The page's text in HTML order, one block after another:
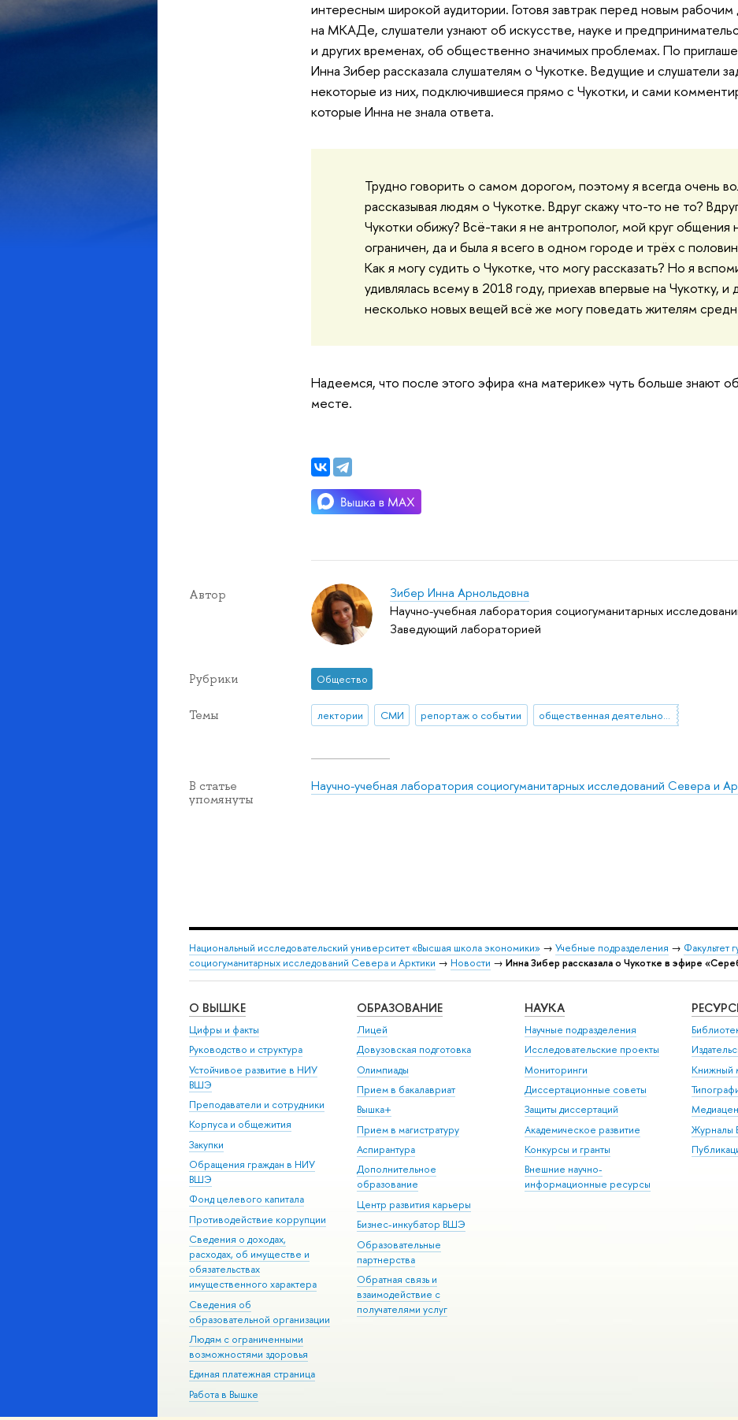
интересным широкой аудитории. Готовя завтрак перед новым
на МКАДе, слушатели узнают об искусстве, науке и
и других временах, об общественно значимых проблемах. По
Инна Зибер рассказала слушателям о Чукотке. Ведущие и слушатели
некоторые из них, подключившиеся прямо с Чукотки, и сами
которые Инна не знала ответа.
Трудно говорить о самом дорогом, поэтому я всегда очень
рассказывая людям о Чукотке. Вдруг скажу что-то не то?
Чукотки обижу? Всё-таки я не антрополог, мой круг общения
ограничен, да и была я всего в одном городе и трёх с
Как я могу судить о Чукотке, что могу рассказать? Но я
удивлялась всему в 2018 году, приехав впервые на Чукотку, и
несколько новых вещей всё же могу поведать жителям
Надеемся, что после этого эфира «на материке» чуть больше знают
месте.
Автор
Зибер Инна Арнольдовна
Научно-учебная лаборатория социогуманитарных
Заведующий лабораторией
Рубрики Общество
Темы лектории СМИ репортаж о событии общественная деятельность
В статье
упомянуты
Научно-учебная лаборатория социогуманитарных исследований Севера и
Национальный исследовательский университет «Высшая школа экономики» → Учебные подразделения → Факультет
социогуманитарных исследований Севера и Арктики → Новости → Инна Зибер рассказала о Чукотке в эфире
О ВЫШКЕ
Цифры и факты
Руководство и структура
Устойчивое развитие в НИУ
ВШЭ
Преподаватели и сотрудники
Корпуса и общежития
Закупки
Обращения граждан в НИУ
ВШЭ
Фонд целевого капитала
Противодействие коррупции
Сведения о доходах,
расходах, об имуществе и
обязательствах
имущественного характера
Сведения об
образовательной организации
Людям с ограниченными
возможностями здоровья
Единая платежная страница
Работа в Вышке
ОБРАЗОВАНИЕ
Лицей
Довузовская подготовка
Олимпиады
Прием в бакалавриат
Вышка+
Прием в магистратуру
Аспирантура
Дополнительное
образование
Центр развития карьеры
Бизнес-инкубатор ВШЭ
Образовательные
партнерства
Обратная связь и
взаимодействие с
получателями услуг
НАУКА
Научные подразделения
Исследовательские проекты
Мониторинги
Диссертационные советы
Защиты диссертаций
Академическое развитие
Конкурсы и гранты
Внешние научно-
информационные ресурсы
Книжный